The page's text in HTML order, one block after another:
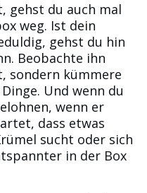
gehst du auch mal
weg. Ist dein
gehst du hin
Beobachte ihn
sondern kümmere
Und wenn du
wenn er
dass etwas
sucht oder sich
in der Box